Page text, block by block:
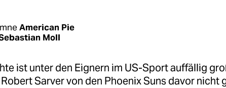
American Pie
Moll
ist unter den Eignern im US-Sport auffällig
Sarver von den Phoenix Suns davor nicht